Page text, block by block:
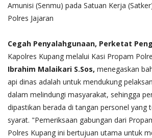
Amunisi (Senmu) pada Satuan Kerja
Polres Jajaran
​Cegah Penyalahgunaan, Perketat
​Kapolres Kupang melalui Kasi Propam
Ibrahim Malaikari S.Sos, menegaskan
api dinas adalah untuk mendukung
dalam melindungi masyarakat, sehingga
dipastikan berada di tangan personel yang
syarat. "Pemeriksaan gabungan dari
Polres Kupang ini bertujuan utama untuk